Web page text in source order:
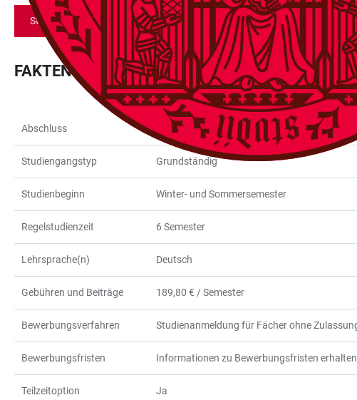
Studienfach merken und bewerben
FAKTEN & FORMALIA
Abschluss Bachelor of Arts
Studiengangstyp Grundständig
Studienbeginn Winter- und Sommersemester
Regelstudienzeit 6 Semester
Lehrsprache(n) Deutsch
Gebühren und Beiträge 189,80 € / Semester
Bewerbungsverfahren Studienanmeldung für Fächer ohne
Bewerbungsfristen Informationen zu Bewerbungsfristen
Teilzeitoption Ja